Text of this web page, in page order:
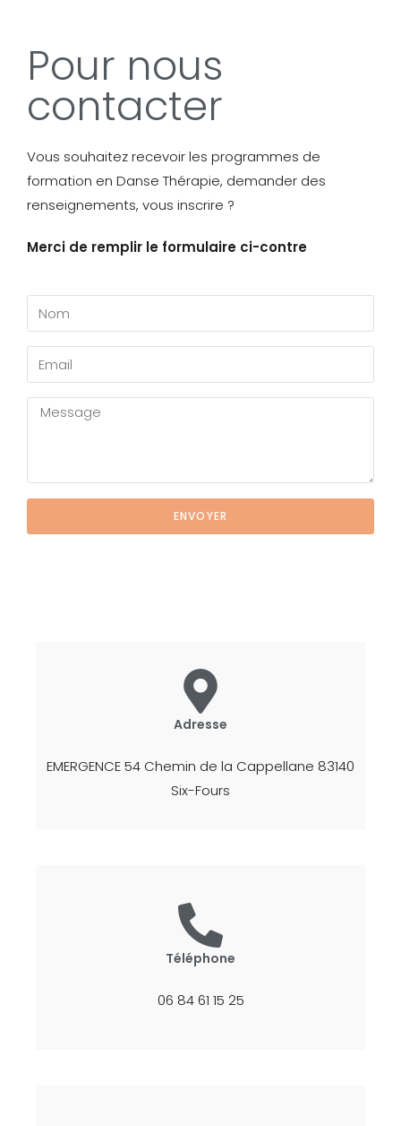
Pour nous
contacter
Vous souhaitez recevoir les programmes de
formation en Danse Thérapie, demander des
renseignements, vous inscrire ?
Merci de remplir le formulaire ci-contre
ENVOYER
Adresse
EMERGENCE 54 Chemin de la Cappellane 83140
Six-Fours
Téléphone
06 84 61 15 25